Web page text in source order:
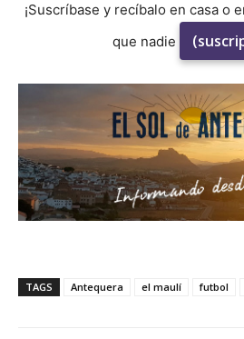
¡Suscríbase y recíbalo en casa o
que nadie
TAGS Antequera el maulí futbol